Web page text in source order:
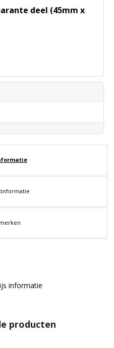
deel (45mm x
informatie
producten